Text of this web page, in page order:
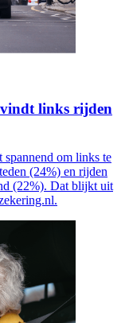
vindt links rijden
spannend om links te
(24%) en rijden
(22%). Dat blijkt uit